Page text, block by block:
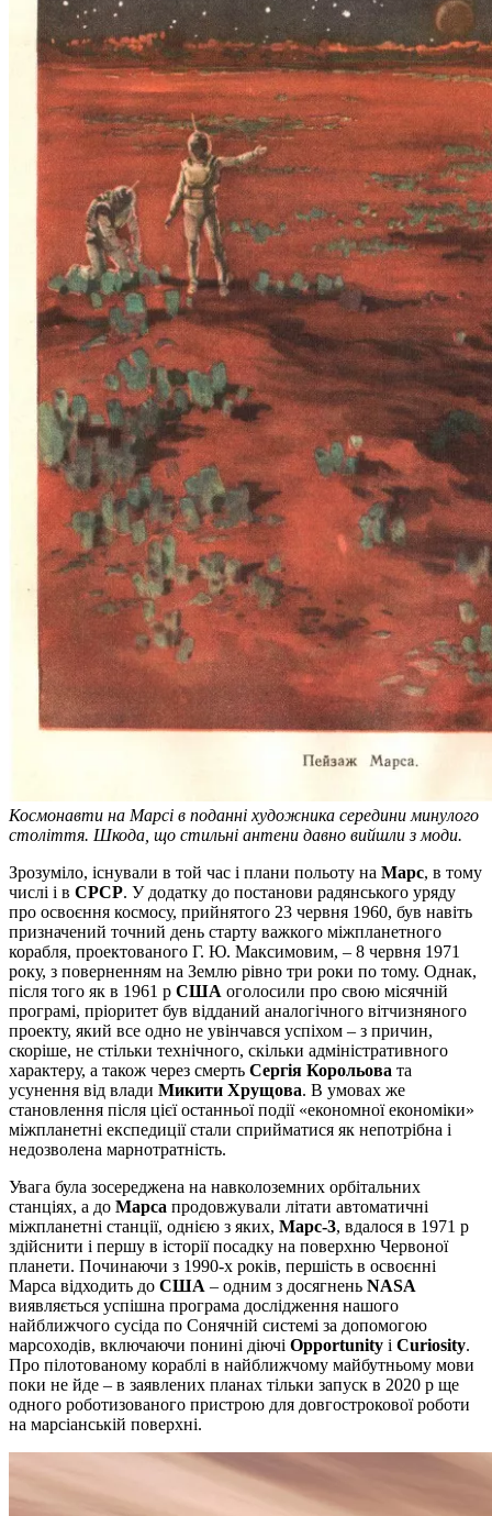
Космонавти на Марсі в поданні художника середини минулого
століття. Шкода, що стильні антени давно вийшли з моди.
Зрозуміло, існували в той час і плани польоту на Марс, в тому
числі і в СРСР. У додатку до постанови радянського уряду
про освоєння космосу, прийнятого 23 червня 1960, був навіть
призначений точний день старту важкого міжпланетного
корабля, проектованого Г. Ю. Максимовим, – 8 червня 1971
року, з поверненням на Землю рівно три роки по тому. Однак,
після того як в 1961 р США оголосили про свою місячній
програмі, пріоритет був відданий аналогічного вітчизняного
проекту, який все одно не увінчався успіхом – з причин,
скоріше, не стільки технічного, скільки адміністративного
характеру, а також через смерть Сергія Корольова та
усунення від влади Микити Хрущова. В умовах же
становлення після цієї останньої події «економної економіки»
міжпланетні експедиції стали сприйматися як непотрібна і
недозволена марнотратність.
Увага була зосереджена на навколоземних орбітальних
станціях, а до Марса продовжували літати автоматичні
міжпланетні станції, однією з яких, Марс-3, вдалося в 1971 р
здійснити і першу в історії посадку на поверхню Червоної
планети. Починаючи з 1990-х років, першість в освоєнні
Марса відходить до США – одним з досягнень NASA
виявляється успішна програма дослідження нашого
найближчого сусіда по Сонячній системі за допомогою
марсоходів, включаючи понині діючі Opportunity і Curiosity.
Про пілотованому кораблі в найближчому майбутньому мови
поки не йде – в заявлених планах тільки запуск в 2020 р ще
одного роботизованого пристрою для довгострокової роботи
на марсіанській поверхні.